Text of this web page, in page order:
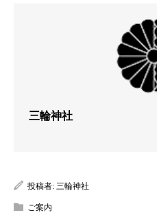
三輪神社
投稿者: 三輪神社
ご案内